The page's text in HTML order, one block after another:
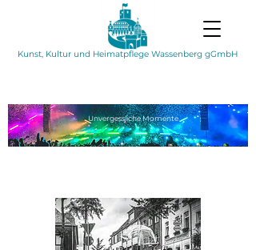
Kunst, Kultur und Heimatpflege Wassenberg gGmbH
UnvergesslicheMomente